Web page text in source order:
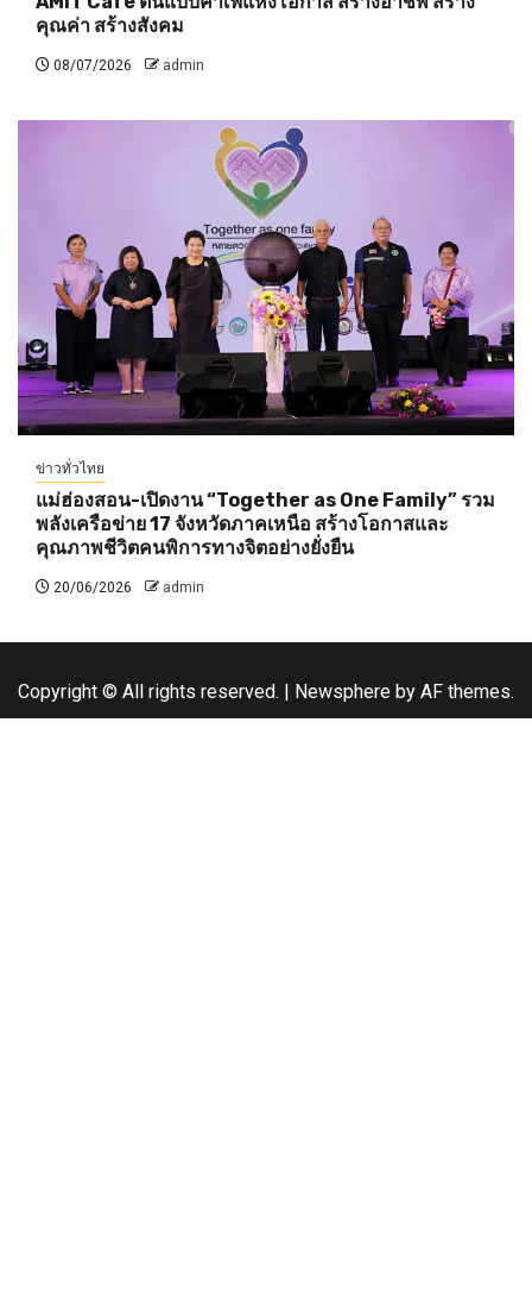
คุณค่า สร้างสังคม
08/07/2026 admin
ข่าวทั่วไทย
แม่ฮ่องสอน-เปิดงาน “Together as One Family” รวม
พลังเครือข่าย 17 จังหวัดภาคเหนือ สร้างโอกาสและ
คุณภาพชีวิตคนพิการทางจิตอย่างยั่งยืน
20/06/2026 admin
Copyright © All rights reserved. | Newsphere by AF themes.